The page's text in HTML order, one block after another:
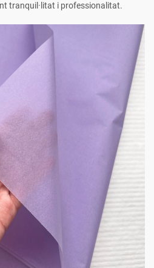
tranquil·litat i professionalitat.